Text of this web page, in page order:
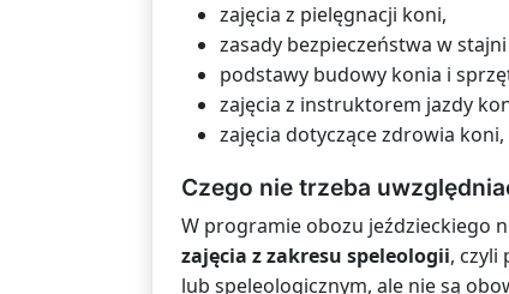
zajęcia z pielęgnacji koni,
zasady bezpieczeństwa w
podstawy budowy konia i
zajęcia z instruktorem jazdy
zajęcia dotyczące zdrowia
Czego nie trzeba
W programie obozu jeździeckiego
zajęcia z zakresu speleologii, czyli
lub speleologicznym, ale nie są